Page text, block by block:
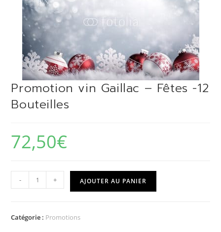
Promotion vin Gaillac – Fêtes -12
Bouteilles
72,50€
quantité
de
vin
- + AJOUTER AU PANIER
Catégorie : Promotions